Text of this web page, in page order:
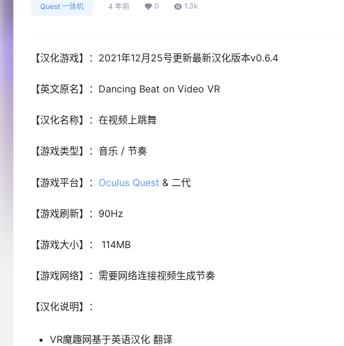
Quest 一体机 4 年前 0 1.3k
【汉化游戏】：2021年12月25号更新最新汉化版本v0.6.4
【英文原名】：Dancing Beat on Video VR
【汉化名称】：在视频上跳舞
【游戏类型】：音乐 / 节奏
【游戏平台】： Oculus Quest & 二代
【游戏刷新】：90Hz
【游戏大小】： 114MB
【游戏网络】：需要网络连接视频生成节奏
【汉化说明】：
VR魔趣网基于英语汉化 翻译